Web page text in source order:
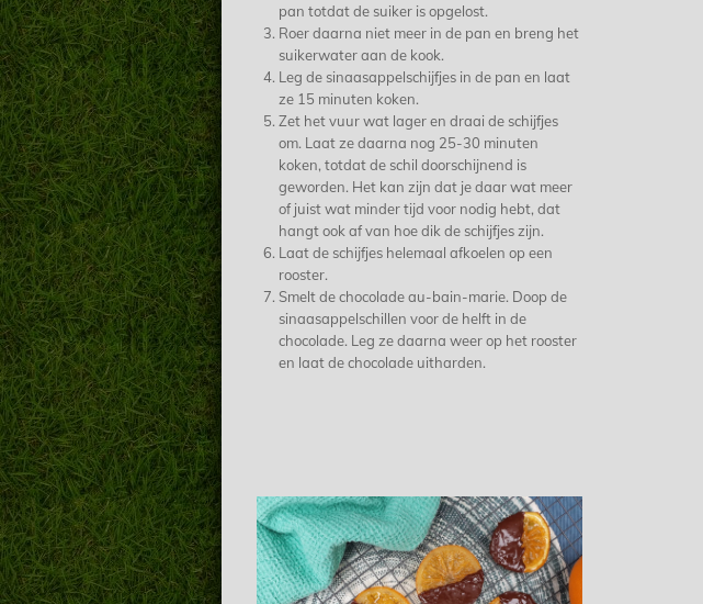
pan totdat de suiker is opgelost.
Roer daarna niet meer in de pan en breng het
suikerwater aan de kook.
Leg de sinaasappelschijfjes in de pan en laat
ze 15 minuten koken.
Zet het vuur wat lager en draai de schijfjes
om. Laat ze daarna nog 25-30 minuten
koken, totdat de schil doorschijnend is
geworden. Het kan zijn dat je daar wat meer
of juist wat minder tijd voor nodig hebt, dat
hangt ook af van hoe dik de schijfjes zijn.
Laat de schijfjes helemaal afkoelen op een
rooster.
Smelt de chocolade au-bain-marie. Doop de
sinaasappelschillen voor de helft in de
chocolade. Leg ze daarna weer op het rooster
en laat de chocolade uitharden.